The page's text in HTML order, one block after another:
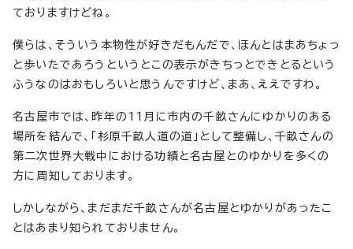
ておりますけどね。
僕らは、そういう本物性が好きだもんだで、ほんとはまあちょっ
と歩いたであろうというとこの表示がきちっとできとるという
ふうなのはおもしろいと思うんですけど、まあ、ええですわ。
名古屋市では、昨年の11月に市内の千畝さんにゆかりのある
場所を結んで、「杉原千畝人道の道」として整備し、千畝さんの
第二次世界大戦中における功績と名古屋とのゆかりを多くの
方に周知しております。
しかしながら、まだまだ千畝さんが名古屋とゆかりがあったこ
とはあまり知られておりません。